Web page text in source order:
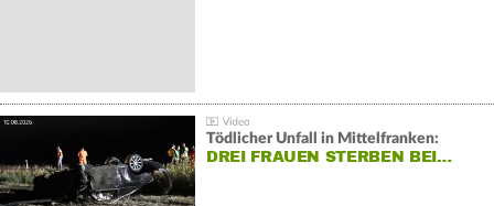
Tödlicher Unfall in Mittelfranken:
DREI FRAUEN STERBEN BEI…